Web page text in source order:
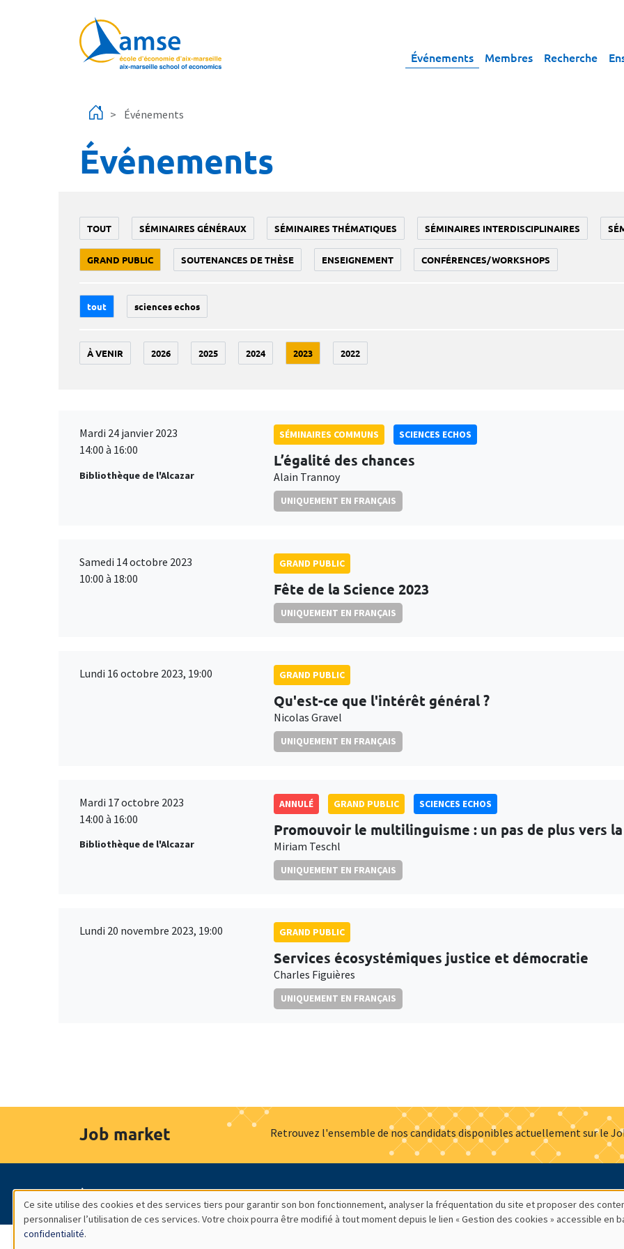
Événements Membres Recherche
Événements
Événements
TOUT SÉMINAIRES GÉNÉRAUX SÉMINAIRES THÉMATIQUES SÉMINAIRES INTERDISCIPLINAIRES
GRAND PUBLIC SOUTENANCES DE THÈSE ENSEIGNEMENT CONFÉRENCES/WORKSHOPS
tout sciences echos
À VENIR 2026 2025 2024 2023 2022
Mardi 24 janvier 2023
14:00 à 16:00
Bibliothèque de l'Alcazar
SÉMINAIRES COMMUNS SCIENCES ECHOS
L’égalité des chances
Alain Trannoy
UNIQUEMENT EN FRANÇAIS
Samedi 14 octobre 2023
10:00 à 18:00
GRAND PUBLIC
Fête de la Science 2023
UNIQUEMENT EN FRANÇAIS
Lundi 16 octobre 2023, 19:00 GRAND PUBLIC
Qu'est-ce que l'intérêt général ?
Nicolas Gravel
UNIQUEMENT EN FRANÇAIS
Mardi 17 octobre 2023
14:00 à 16:00
Bibliothèque de l'Alcazar
ANNULÉ GRAND PUBLIC SCIENCES ECHOS
Promouvoir le multilinguisme : un pas de plus vers
Miriam Teschl
UNIQUEMENT EN FRANÇAIS
Lundi 20 novembre 2023, 19:00 GRAND PUBLIC
Services écosystémiques justice et démocratie
Charles Figuières
UNIQUEMENT EN FRANÇAIS
Job market Retrouvez l'ensemble de nos candidats disponibles actuellement sur le
À propos Nos engagements Hommage à Actualités Offres d'emploi Presse Mentions légales
Utilisation
Ce site utilise des cookies et des services tiers pour garantir son bon fonctionnement, analyser la fréquentation du site et proposer des
personnaliser l’utilisation de ces services. Votre choix pourra être modifié à tout moment depuis le lien « Gestion des cookies » accessible en
confidentialité.